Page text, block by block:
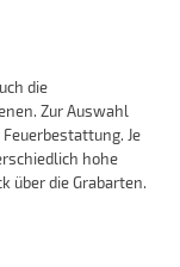
die
Zur Auswahl
Je
hohe
über die Grabarten.